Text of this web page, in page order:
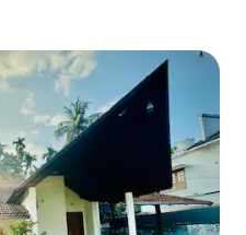
hóspedes